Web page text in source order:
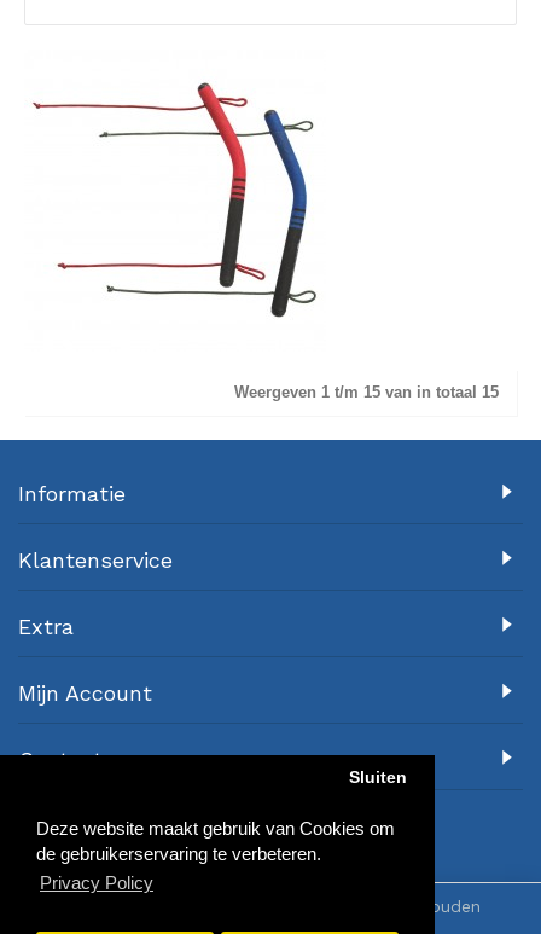
Deze website maakt gebruik van Cookies om
de gebruikerservaring te verbeteren.
Privacy Policy
Sluiten
Weergeven 1 t/m 15 van in totaal 15
Informatie
Klantenservice
Extra
Mijn Account
Contact
© 2018 Awa-Sports.nl - Alle rechten voorbehouden